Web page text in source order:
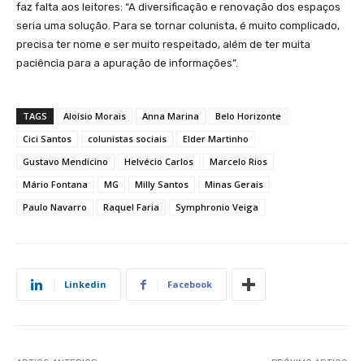
faz falta aos leitores: “A diversificação e renovação dos espaços
seria uma solução. Para se tornar colunista, é muito complicado,
precisa ter nome e ser muito respeitado, além de ter muita
paciência para a apuração de informações”.
TAGS Aloísio Morais Anna Marina
Belo Horizonte
Cici Santos
colunistas sociais
Elder Martinho
Gustavo Mendicino
Helvécio Carlos
Marcelo Rios
Mário Fontana
MG Milly Santos
Minas Gerais
Paulo Navarro
Raquel Faria Symphronio Veiga
Linkedin Facebook